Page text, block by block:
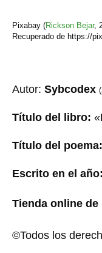
Pixabay (Rickson Bejar,
Recuperado de https://
Autor: Sybcodex
Título del libro: «
Título del poema:
Escrito en el año:
Tienda online
©Todos los